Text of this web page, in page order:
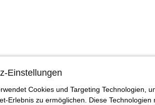
Einstellungen
Cookies und Targeting Technologien,
Erlebnis zu ermöglichen. Diese Technologien